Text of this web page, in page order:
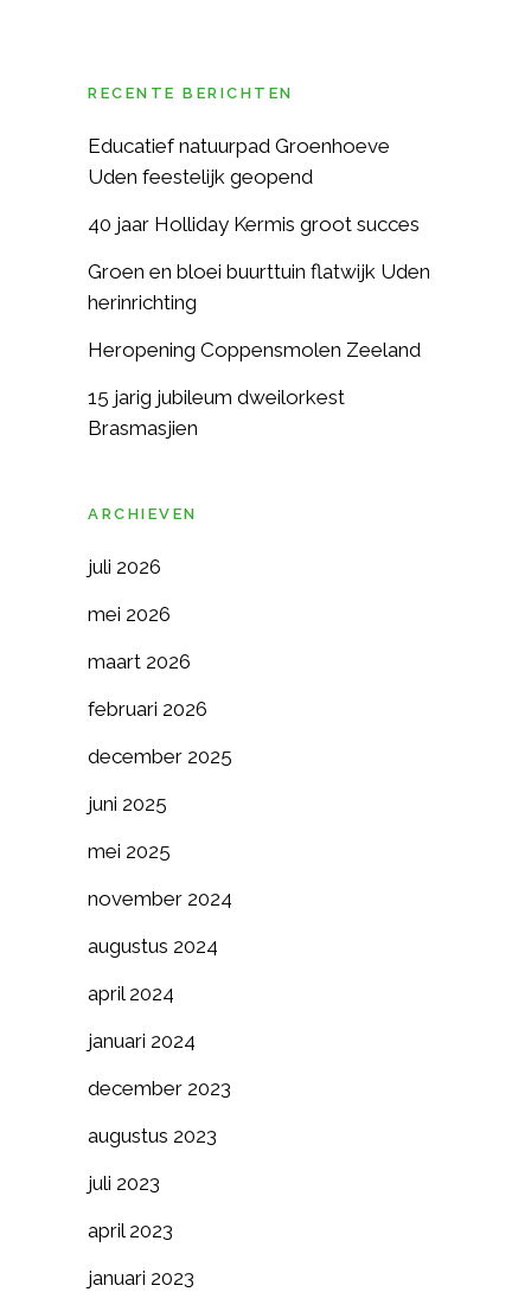
RECENTE BERICHTEN
Educatief natuurpad Groenhoeve
Uden feestelijk geopend
40 jaar Holliday Kermis groot succes
Groen en bloei buurttuin flatwijk Uden
herinrichting
Heropening Coppensmolen Zeeland
15 jarig jubileum dweilorkest
Brasmasjien
ARCHIEVEN
juli 2026
mei 2026
maart 2026
februari 2026
december 2025
juni 2025
mei 2025
november 2024
augustus 2024
april 2024
januari 2024
december 2023
augustus 2023
juli 2023
april 2023
januari 2023